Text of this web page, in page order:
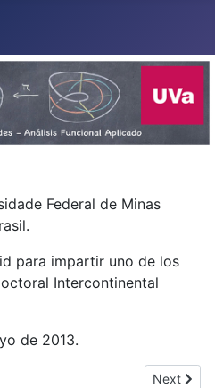
Federal de Minas
para impartir uno de los
Intercontinental
de 2013.
Figueras Next
Next